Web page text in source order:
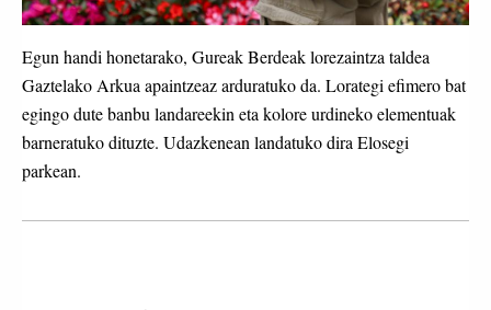
Egun handi honetarako, Gureak Berdeak lorezaintza taldea
Gaztelako Arkua apaintzeaz arduratuko da. Lorategi efimero bat
egingo dute banbu landareekin eta kolore urdineko elementuak
barneratuko dituzte. Udazkenean landatuko dira Elosegi
parkean.